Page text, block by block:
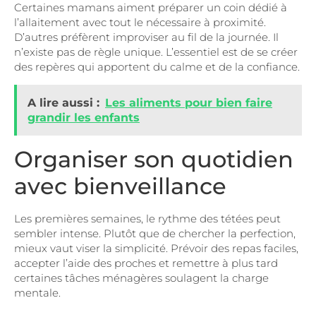
Certaines mamans aiment préparer un coin dédié à
l’allaitement avec tout le nécessaire à proximité.
D’autres préfèrent improviser au fil de la journée. Il
n’existe pas de règle unique. L’essentiel est de se créer
des repères qui apportent du calme et de la confiance.
A lire aussi : Les aliments pour bien faire
grandir les enfants
Organiser son quotidien
avec bienveillance
Les premières semaines, le rythme des tétées peut
sembler intense. Plutôt que de chercher la perfection,
mieux vaut viser la simplicité. Prévoir des repas faciles,
accepter l’aide des proches et remettre à plus tard
certaines tâches ménagères soulagent la charge
mentale.